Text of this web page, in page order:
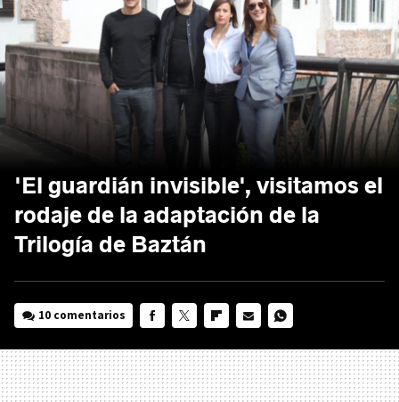
'El guardián invisible', visitamos el
rodaje de la adaptación de la
Trilogía de Baztán
10 comentarios
MAIL